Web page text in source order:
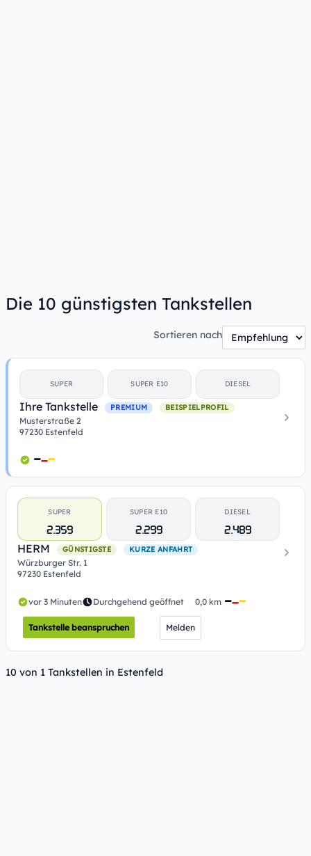
Die 10 günstigsten Tankstellen
Sortieren nach
SUPER SUPER E10 DIESEL
Ihre Tankstelle PREMIUM BEISPIELPROFIL
Musterstraße 2
97230 Estenfeld
SUPER
2.359
SUPER E10
2.299
DIESEL
2.489
HERM
GÜNSTIGSTE KURZE ANFAHRT
Würzburger Str. 1
97230 Estenfeld
vor 3 Minuten Durchgehend geöffnet 0,0 km
Tankstelle beanspruchen Melden
10 von 1 Tankstellen in Estenfeld